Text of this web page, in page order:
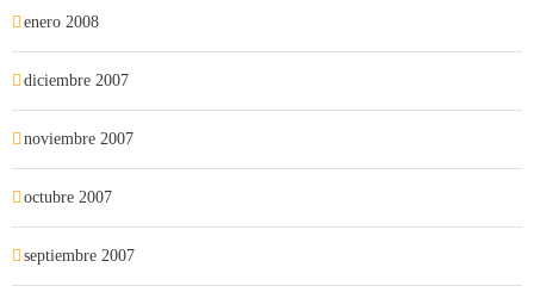
enero 2008
diciembre 2007
noviembre 2007
octubre 2007
septiembre 2007